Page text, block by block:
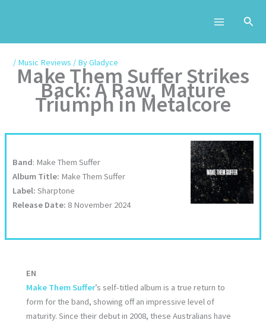
/ Music Reviews / ByGladyce
Make Them Suffer Strikes
Back: A Raw, Mature
Triumph in Metalcore
Band: Make Them Suffer
Album Title: Make Them Suffer
Label: Sharptone
Release Date: 8 November 2024
EN
Make Them Suffer’s self-titled album is a true return to
form for the band, showing off an impressive level of
maturity. Since their debut in 2008, these Australians have